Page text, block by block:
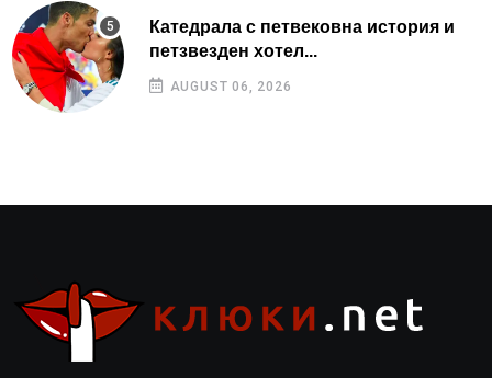
Катедрала с петвековна история и
петзвезден хотел...
AUGUST 06, 2026